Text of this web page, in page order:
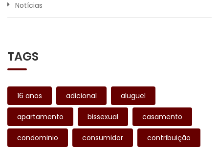
Notícias
TAGS
16 anos adicional aluguel
apartamento bissexual casamento
condominio consumidor contribuição